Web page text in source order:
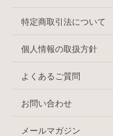
特定商取引法について
個人情報の取扱方針
よくあるご質問
お問い合わせ
メールマガジン